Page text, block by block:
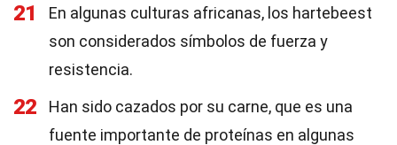
21
En algunas culturas africanas, los hartebeest
son considerados símbolos de fuerza y
resistencia.
22
Han sido cazados por su carne, que es una
fuente importante de proteínas en algunas